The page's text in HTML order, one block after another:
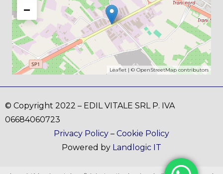
−
Leaflet | © OpenStreetMapcontributors
© Copyright 2022 – EDIL VITALE SRL P. IVA
06684060723
Privacy Policy – Cookie Policy
Powered by Landlogic IT